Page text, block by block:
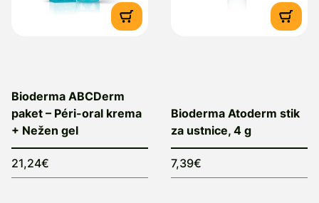
Bioderma ABCDerm
paket – Péri-oral krema
+ Nežen gel
21,24€
Bioderma Atoderm stik
za ustnice, 4 g
7,39€